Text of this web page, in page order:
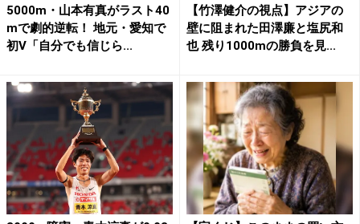
5000m・山本有真がラスト40
mで劇的逆転！ 地元・愛知で
初V「自分でも信じら...
【竹澤健介の視点】アジアの
壁に阻まれた田澤廉と塩尻和
也 残り1000mの勝負を見...